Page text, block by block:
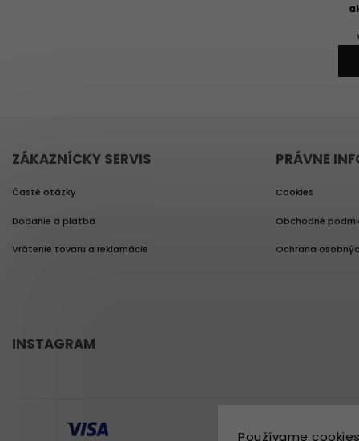
Používame
ZÁKAZNÍCKY SERVIS
Časté otázky
Dodanie a platba
Vrátenie tovaru a reklamácie
PRÁVNE
Cookies
Obchodné
Ochrana
INSTAGRAM